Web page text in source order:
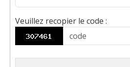
Veuillez recopier le code :